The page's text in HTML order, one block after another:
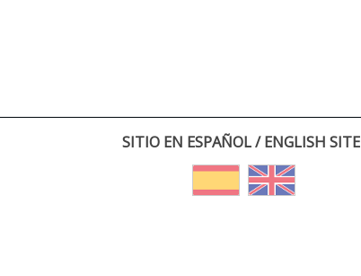
SITIO EN ESPAÑOL / ENGLISH SITE